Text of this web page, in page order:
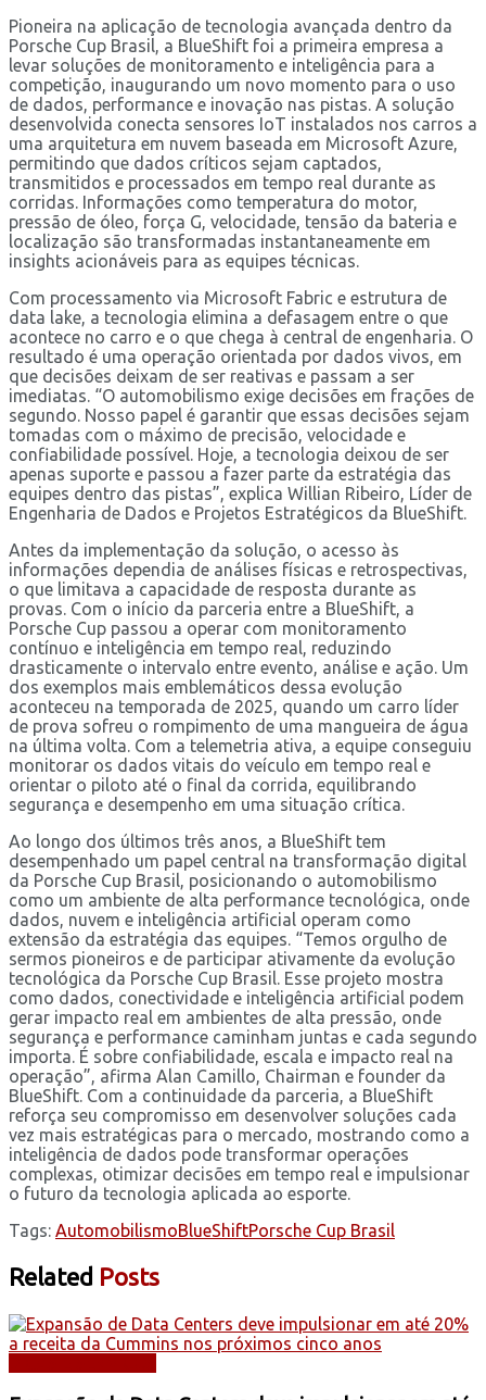
Pioneira na aplicação de tecnologia avançada dentro da
Porsche Cup Brasil, a BlueShift foi a primeira empresa a
levar soluções de monitoramento e inteligência para a
competição, inaugurando um novo momento para o uso
de dados, performance e inovação nas pistas. A solução
desenvolvida conecta sensores IoT instalados nos carros a
uma arquitetura em nuvem baseada em Microsoft Azure,
permitindo que dados críticos sejam captados,
transmitidos e processados em tempo real durante as
corridas. Informações como temperatura do motor,
pressão de óleo, força G, velocidade, tensão da bateria e
localização são transformadas instantaneamente em
insights acionáveis para as equipes técnicas.
Com processamento via Microsoft Fabric e estrutura de
data lake, a tecnologia elimina a defasagem entre o que
acontece no carro e o que chega à central de engenharia. O
resultado é uma operação orientada por dados vivos, em
que decisões deixam de ser reativas e passam a ser
imediatas. “O automobilismo exige decisões em frações de
segundo. Nosso papel é garantir que essas decisões sejam
tomadas com o máximo de precisão, velocidade e
confiabilidade possível. Hoje, a tecnologia deixou de ser
apenas suporte e passou a fazer parte da estratégia das
equipes dentro das pistas”, explica Willian Ribeiro, Líder de
Engenharia de Dados e Projetos Estratégicos da BlueShift.
Antes da implementação da solução, o acesso às
informações dependia de análises físicas e retrospectivas,
o que limitava a capacidade de resposta durante as
provas. Com o início da parceria entre a BlueShift, a
Porsche Cup passou a operar com monitoramento
contínuo e inteligência em tempo real, reduzindo
drasticamente o intervalo entre evento, análise e ação. Um
dos exemplos mais emblemáticos dessa evolução
aconteceu na temporada de 2025, quando um carro líder
de prova sofreu o rompimento de uma mangueira de água
na última volta. Com a telemetria ativa, a equipe conseguiu
monitorar os dados vitais do veículo em tempo real e
orientar o piloto até o final da corrida, equilibrando
segurança e desempenho em uma situação crítica.
Ao longo dos últimos três anos, a BlueShift tem
desempenhado um papel central na transformação digital
da Porsche Cup Brasil, posicionando o automobilismo
como um ambiente de alta performance tecnológica, onde
dados, nuvem e inteligência artificial operam como
extensão da estratégia das equipes. “Temos orgulho de
sermos pioneiros e de participar ativamente da evolução
tecnológica da Porsche Cup Brasil. Esse projeto mostra
como dados, conectividade e inteligência artificial podem
gerar impacto real em ambientes de alta pressão, onde
segurança e performance caminham juntas e cada segundo
importa. É sobre confiabilidade, escala e impacto real na
operação”, afirma Alan Camillo, Chairman e founder da
BlueShift. Com a continuidade da parceria, a BlueShift
reforça seu compromisso em desenvolver soluções cada
vez mais estratégicas para o mercado, mostrando como a
inteligência de dados pode transformar operações
complexas, otimizar decisões em tempo real e impulsionar
o futuro da tecnologia aplicada ao esporte.
Tags: AutomobilismoBlueShiftPorsche Cup Brasil
Related Posts